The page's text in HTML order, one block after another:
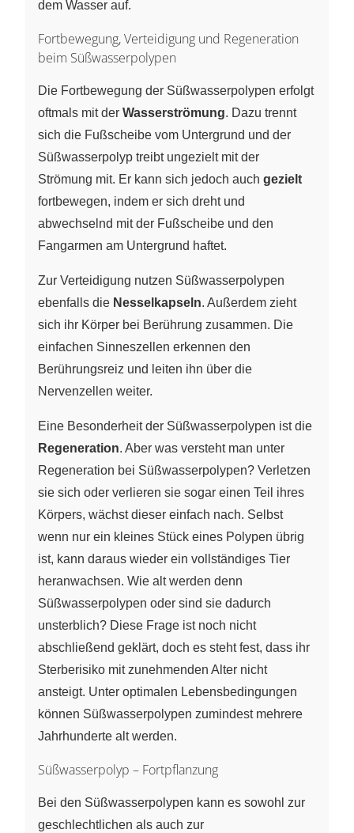
dem Wasser auf.
Fortbewegung, Verteidigung und Regeneration
beim Süßwasserpolypen
Die Fortbewegung der Süßwasserpolypen erfolgt
oftmals mit der Wasserströmung. Dazu trennt
sich die Fußscheibe vom Untergrund und der
Süßwasserpolyp treibt ungezielt mit der
Strömung mit. Er kann sich jedoch auch gezielt
fortbewegen, indem er sich dreht und
abwechselnd mit der Fußscheibe und den
Fangarmen am Untergrund haftet.
Zur Verteidigung nutzen Süßwasserpolypen
ebenfalls die Nesselkapseln. Außerdem zieht
sich ihr Körper bei Berührung zusammen. Die
einfachen Sinneszellen erkennen den
Berührungsreiz und leiten ihn über die
Nervenzellen weiter.
Eine Besonderheit der Süßwasserpolypen ist die
Regeneration. Aber was versteht man unter
Regeneration bei Süßwasserpolypen? Verletzen
sie sich oder verlieren sie sogar einen Teil ihres
Körpers, wächst dieser einfach nach. Selbst
wenn nur ein kleines Stück eines Polypen übrig
ist, kann daraus wieder ein vollständiges Tier
heranwachsen. Wie alt werden denn
Süßwasserpolypen oder sind sie dadurch
unsterblich? Diese Frage ist noch nicht
abschließend geklärt, doch es steht fest, dass ihr
Sterberisiko mit zunehmenden Alter nicht
ansteigt. Unter optimalen Lebensbedingungen
können Süßwasserpolypen zumindest mehrere
Jahrhunderte alt werden.
Süßwasserpolyp – Fortpflanzung
Bei den Süßwasserpolypen kann es sowohl zur
geschlechtlichen als auch zur